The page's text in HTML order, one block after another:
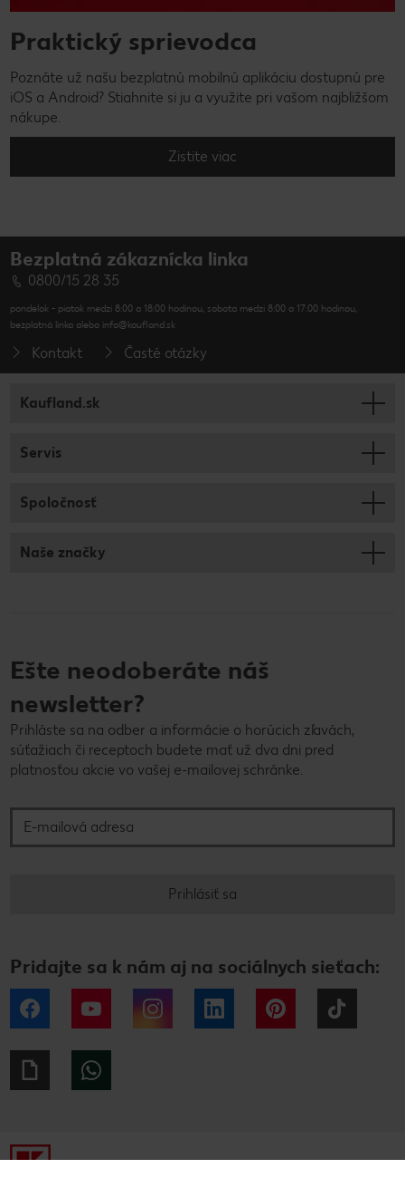
Praktický sprievodca
Poznáte už našu bezplatnú mobilnú aplikáciu dostupnú pre
iOS a Android? Stiahnite si ju a využite pri vašom najbližšom
nákupe.
Zistite viac
Bezplatná zákaznícka linka
0800/15 28 35
pondelok - piatok medzi 8:00 a 18:00 hodinou, sobota medzi 8:00 a 17:00 hodinou,
bezplatná linka alebo info@kaufland.sk
Kontakt Časté otázky
Kaufland.sk
Servis
Spoločnosť
Naše značky
Ešte neodoberáte náš
newsletter?
Prihláste sa na odber a informácie o horúcich zľavách,
súťažiach či receptoch budete mať už dva dni pred
platnosťou akcie vo vašej e-mailovej schránke.
Prihlásiť sa
Pridajte sa k nám aj na sociálnych sieťach:
Facebook YouTube Instagram LinkedIn Pinterest
Giphy